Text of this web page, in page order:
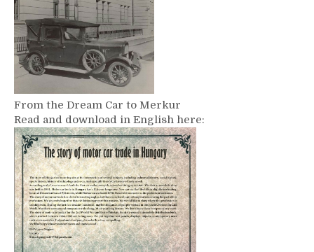
From the Dream Car to Merkur
Read and download in English here: